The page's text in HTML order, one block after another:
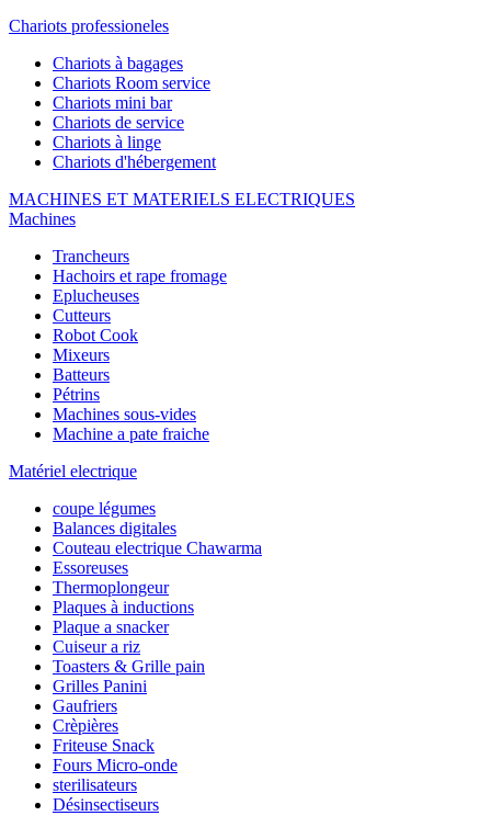
Chariots professioneles
Chariots à bagages
Chariots Room service
Chariots mini bar
Chariots de service
Chariots à linge
Chariots d'hébergement
MACHINES ET MATERIELS ELECTRIQUES
Machines
Trancheurs
Hachoirs et rape fromage
Eplucheuses
Cutteurs
Robot Cook
Mixeurs
Batteurs
Pétrins
Machines sous-vides
Machine a pate fraiche
Matériel electrique
coupe légumes
Balances digitales
Couteau electrique Chawarma
Essoreuses
Thermoplongeur
Plaques à inductions
Plaque a snacker
Cuiseur a riz
Toasters & Grille pain
Grilles Panini
Gaufriers
Crèpières
Friteuse Snack
Fours Micro-onde
sterilisateurs
Désinsectiseurs